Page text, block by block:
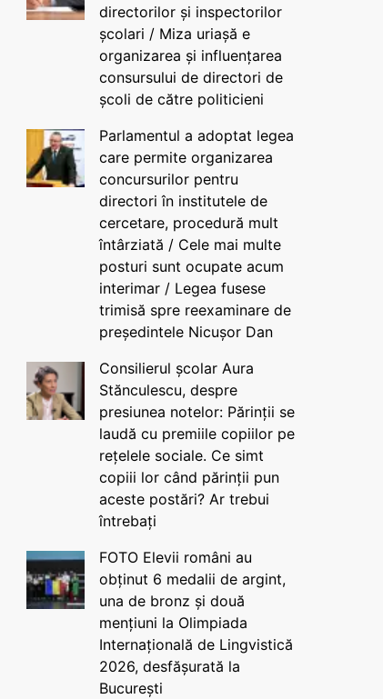
directorilor și inspectorilor
școlari / Miza uriașă e
organizarea și influențarea
consursului de directori de
școli de către politicieni
Parlamentul a adoptat legea
care permite organizarea
concursurilor pentru
directori în institutele de
cercetare, procedură mult
întârziată / Cele mai multe
posturi sunt ocupate acum
interimar / Legea fusese
trimisă spre reexaminare de
președintele Nicușor Dan
Consilierul școlar Aura
Stănculescu, despre
presiunea notelor: Părinții se
laudă cu premiile copiilor pe
rețelele sociale. Ce simt
copiii lor când părinții pun
aceste postări? Ar trebui
întrebați
FOTO Elevii români au
obținut 6 medalii de argint,
una de bronz și două
mențiuni la Olimpiada
Internațională de Lingvistică
2026, desfășurată la
București